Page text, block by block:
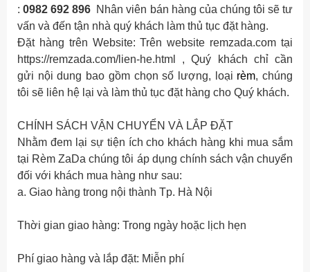
: 0982 692 896 Nhân viên bán hàng của chúng tôi sẽ tư
vấn và đến tận nhà quý khách làm thủ tục đặt hàng.
Đặt hàng trên Website: Trên website remzada.com tại
https://remzada.com/lien-he.html , Quý khách chỉ cần
gửi nội dung bao gồm chọn số lượng, loại rèm, chúng
tôi sẽ liên hệ lại và làm thủ tục đặt hàng cho Quý khách.
CHÍNH SÁCH VẬN CHUYỂN VÀ LẮP ĐẶT
Nhằm đem lại sự tiện ích cho khách hàng khi mua sắm
tại Rèm ZaDa chúng tôi áp dụng chính sách vận chuyển
đối với khách mua hàng như sau:
a. Giao hàng trong nội thành Tp. Hà Nội
Thời gian giao hàng: Trong ngày hoặc lịch hẹn
Phí giao hàng và lắp đặt: Miễn phí